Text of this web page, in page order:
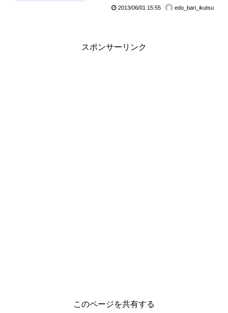
2013/06/01 15:55 edo_bari_ikutsu
スポンサーリンク
このページを共有する